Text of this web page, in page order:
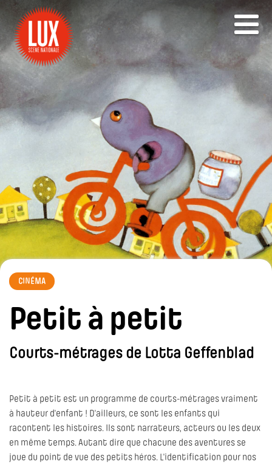
CINÉMA
Petit à petit
Courts-métrages de Lotta Geffenblad
Petit à petit est un programme de courts-métrages vraiment
à hauteur d'enfant ! D'ailleurs, ce sont les enfants qui
racontent les histoires. Ils sont narrateurs, acteurs ou les deux
en même temps. Autant dire que chacune des aventures se
joue du point de vue des petits héros. L'identification pour nos